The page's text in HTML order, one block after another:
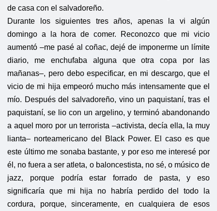
de casa con el salvadoreño.
Durante los siguientes tres años, apenas la vi algún
domingo a la hora de comer. Reconozco que mi vicio
aumentó –me pasé al coñac, dejé de imponerme un límite
diario, me enchufaba alguna que otra copa por las
mañanas–, pero debo especificar, en mi descargo, que el
vicio de mi hija empeoró mucho más intensamente que el
mío. Después del salvadoreño, vino un paquistaní, tras el
paquistaní, se lio con un argelino, y terminó abandonando
a aquel moro por un terrorista –activista, decía ella, la muy
lianta– norteamericano del Black Power. El caso es que
este último me sonaba bastante, y por eso me interesé por
él, no fuera a ser atleta, o baloncestista, no sé, o músico de
jazz, porque podría estar forrado de pasta, y eso
significaría que mi hija no habría perdido del todo la
cordura, porque, sinceramente, en cualquiera de esos